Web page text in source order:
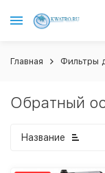
Главная Фильтры
Обратный
Название